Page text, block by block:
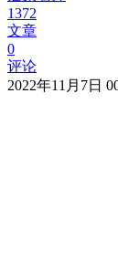
1372
文章
0
评论
2022年11月7日